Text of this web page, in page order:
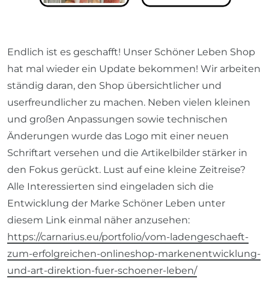
Endlich ist es geschafft! Unser Schöner Leben Shop
hat mal wieder ein Update bekommen! Wir arbeiten
ständig daran, den Shop übersichtlicher und
userfreundlicher zu machen. Neben vielen kleinen
und großen Anpassungen sowie technischen
Änderungen wurde das Logo mit einer neuen
Schriftart versehen und die Artikelbilder stärker in
den Fokus gerückt. Lust auf eine kleine Zeitreise?
Alle Interessierten sind eingeladen sich die
Entwicklung der Marke Schöner Leben unter
diesem Link einmal näher anzusehen:
https://carnarius.eu/portfolio/vom-ladengeschaeft-
zum-erfolgreichen-onlineshop-markenentwicklung-
und-art-direktion-fuer-schoener-leben/